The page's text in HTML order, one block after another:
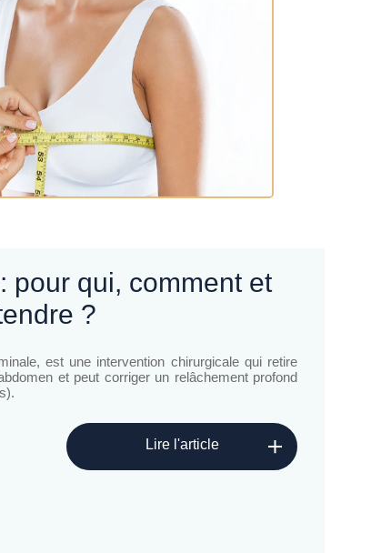
?
est une intervention chirurgicale qui retire
et peut corriger un relâchement profond
Lire l'article